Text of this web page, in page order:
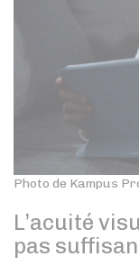
Photo de Kampus
L’acuité
pas